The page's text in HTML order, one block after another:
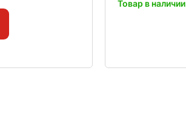
Товар в наличии